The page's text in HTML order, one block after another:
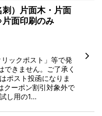
）片面木・片面
面印刷のみ
ックポスト」等で発
できません。ご了承く
ポスト投函になりま
クーポン割引対象外で
し用の1…